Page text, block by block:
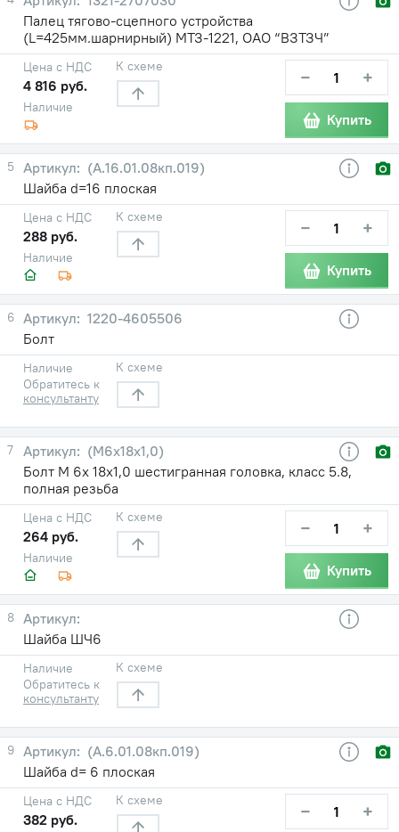
Палец тягово-сцепного устройства
(L=425мм.шарнирный) МТЗ-1221, ОАО “ВЗТЗЧ”
Наличие
Цена с НДС
4 816 руб.
К схеме − +
Купить
5
(А.16.01.08кп.019)
Шайба d=16 плоская
Наличие
Цена с НДС
288 руб.
К схеме − +
Купить
6
1220-4605506
Болт
Наличие
Обратитесь к
консультанту
К схеме
7
(М6х18х1,0)
Болт М 6х 18х1,0 шестигранная головка, класс 5.8,
полная резьба
Наличие
Цена с НДС
264 руб.
К схеме − +
Купить
8
Шайба ШЧ6
Наличие
Обратитесь к
консультанту
К схеме
9
(А.6.01.08кп.019)
Шайба d= 6 плоская
Цена с НДС
382 руб.
К схеме − +